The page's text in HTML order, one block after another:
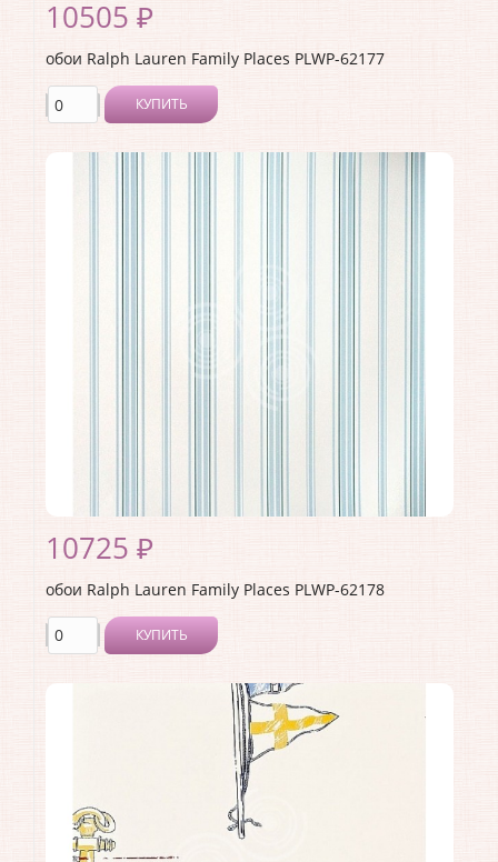
10505 ₽
обои Ralph Lauren Family Places PLWP-62177
КУПИТЬ
Производитель:Ralph Lauren
Коллекция:Family Places
10725 ₽
обои Ralph Lauren Family Places PLWP-62178
КУПИТЬ
Производитель:Ralph Lauren
Коллекция:
Материал основы:
Раппорт:<>